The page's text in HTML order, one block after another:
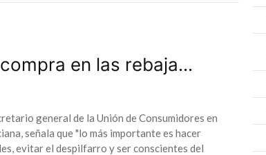
en las rebaja...
general de la Unión de Consumidores en
señala que "lo más importante es hacer
evitar el despilfarro y ser conscientes del